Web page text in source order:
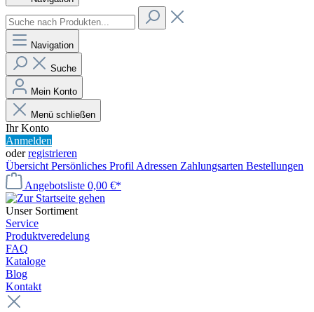
Navigation
Suche
Mein Konto
Menü schließen
Ihr Konto
Anmelden
oderregistrieren
Übersicht Persönliches Profil Adressen Zahlungsarten Bestellungen
Angebotsliste 0,00 €*
Unser Sortiment
Service
Produktveredelung
FAQ
Kataloge
Blog
Kontakt